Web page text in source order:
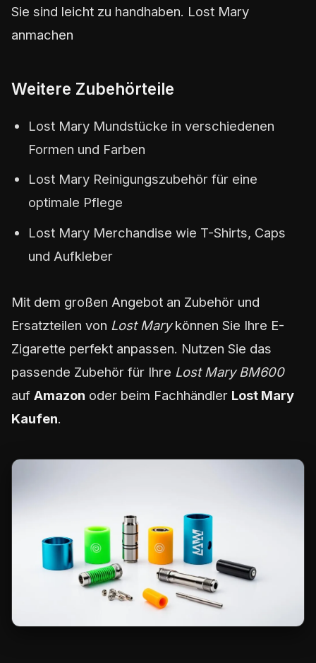
Sie sind leicht zu handhaben. Lost Mary
anmachen
Weitere Zubehörteile
Lost Mary Mundstücke in verschiedenen
Formen und Farben
Lost Mary Reinigungszubehör für eine
optimale Pflege
Lost Mary Merchandise wie T-Shirts, Caps
und Aufkleber
Mit dem großen Angebot an Zubehör und
Ersatzteilen von Lost Marykönnen Sie Ihre E-
Zigarette perfekt anpassen. Nutzen Sie das
passende Zubehör für Ihre Lost Mary BM600
auf Amazon oder beim Fachhändler Lost Mary
Kaufen.